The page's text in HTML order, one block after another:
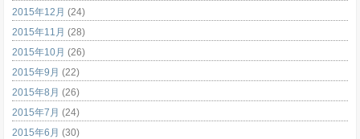
2015年12月 (24)
2015年11月 (28)
2015年10月 (26)
2015年9月 (22)
2015年8月 (26)
2015年7月 (24)
2015年6月 (30)